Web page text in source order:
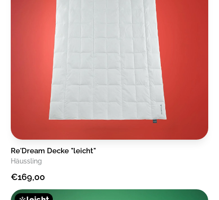
Re'Dream Decke "leicht"
Häussling
€169,00